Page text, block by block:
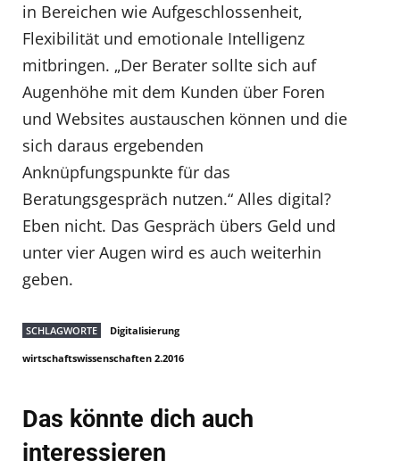
in Bereichen wie Aufgeschlossenheit,
Flexibilität und emotionale Intelligenz
mitbringen. „Der Berater sollte sich auf
Augenhöhe mit dem Kunden über Foren
und Websites austauschen können und die
sich daraus ergebenden
Anknüpfungspunkte für das
Beratungsgespräch nutzen.“ Alles digital?
Eben nicht. Das Gespräch übers Geld und
unter vier Augen wird es auch weiterhin
geben.
SCHLAGWORTE Digitalisierung
wirtschaftswissenschaften 2.2016
Das könnte dich auch
interessieren